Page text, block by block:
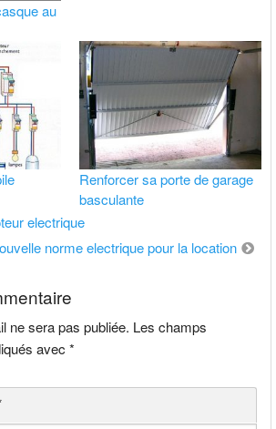
au
Renforcer sa porte de garage
basculante
electrique
norme electrique pour la location
ne sera pas publiée. Les champs
avec*